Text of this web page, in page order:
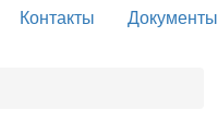
Контакты Документы